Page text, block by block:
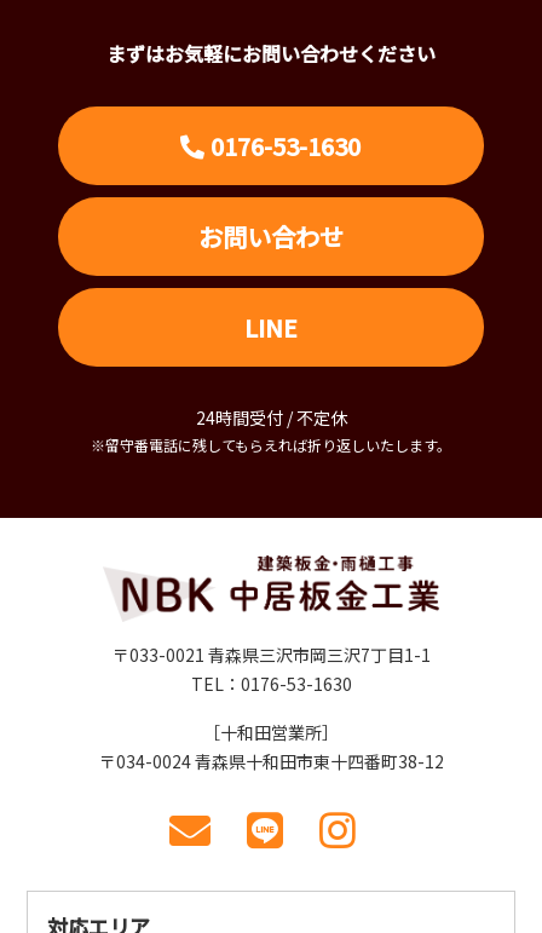
まずはお気軽にお問い合わせください
0176-53-1630
お問い合わせ
LINE
24時間受付 / 不定休
※留守番電話に残してもらえれば折り返しいたします。
〒033-0021 青森県三沢市岡三沢7丁目1-1
［十和田営業所］
〒034-0024 青森県十和田市東十四番町38-12
TEL：0176-53-1630
対応エリア